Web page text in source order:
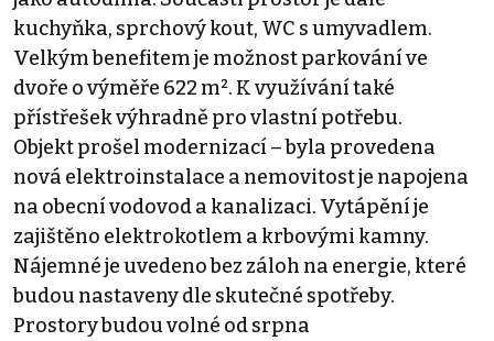
kuchyňka, sprchový kout, WC s umyvadlem.
Velkým benefitem je možnost parkování ve
dvoře o výměře 622 m². K využívání také
přístřešek výhradně pro vlastní potřebu.
Objekt prošel modernizací – byla provedena
nová elektroinstalace a nemovitost je napojena
na obecní vodovod a kanalizaci. Vytápění je
zajištěno elektrokotlem a krbovými kamny.
Nájemné je uvedeno bez záloh na energie, které
budou nastaveny dle skutečné spotřeby.
Prostory budou volné od srpna